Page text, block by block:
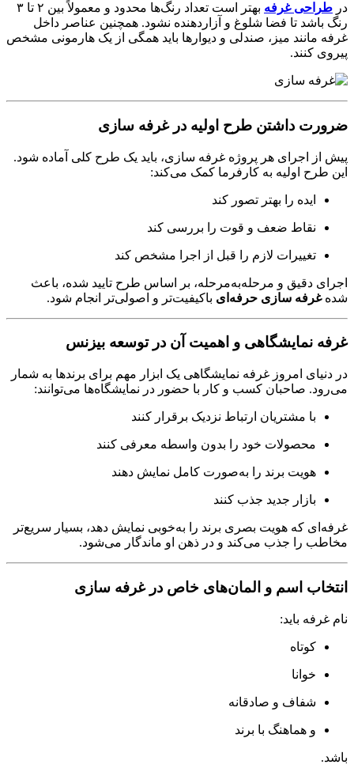
در طراحی غرفه
بهتر است تعداد رنگ‌ها محدود و معمولاً بین ۲ تا ۳
رنگ باشد تا فضا شلوغ و آزاردهنده نشود. همچنین عناصر داخل
غرفه مانند میز، صندلی و دیوارها باید همگی از یک هارمونی مشخص
پیروی کنند.
ضرورت داشتن طرح اولیه در غرفه سازی
پیش از اجرای هر پروژه غرفه سازی، باید یک طرح کلی آماده شود.
این طرح اولیه به کارفرما کمک می‌کند:
ایده را بهتر تصور کند
نقاط ضعف و قوت را بررسی کند
تغییرات لازم را قبل از اجرا مشخص کند
اجرای دقیق و مرحله‌به‌مرحله، بر اساس طرح تایید شده، باعث
شدهغرفه سازی حرفه‌ای باکیفیت‌تر و اصولی‌تر انجام شود.
غرفه نمایشگاهی و اهمیت آن در توسعه بیزنس
در دنیای امروز غرفه نمایشگاهی یک ابزار مهم برای برندها به شمار
می‌رود. صاحبان کسب و کار با حضور در نمایشگاه‌ها می‌توانند:
با مشتریان ارتباط نزدیک برقرار کنند
محصولات خود را بدون واسطه معرفی کنند
هویت برند را به‌صورت کامل نمایش دهند
بازار جدید جذب کنند
غرفه‌ای که هویت بصری برند را به‌خوبی نمایش دهد، بسیار سریع‌تر
مخاطب را جذب می‌کند و در ذهن او ماندگار می‌شود.
انتخاب اسم و المان‌های خاص در غرفه سازی
نام غرفه باید:
کوتاه
خوانا
شفاف و صادقانه
و هماهنگ با برند
باشد.